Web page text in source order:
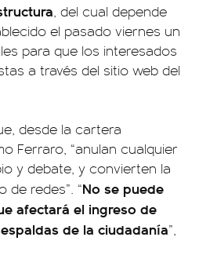
, del cual depende
el pasado viernes un
para que los interesados
a través del sitio web del
desde la cartera
Ferraro, “anulan cualquier
y debate, y convierten la
de redes”. “No se puede
afectará el ingreso de
de la ciudadanía”,